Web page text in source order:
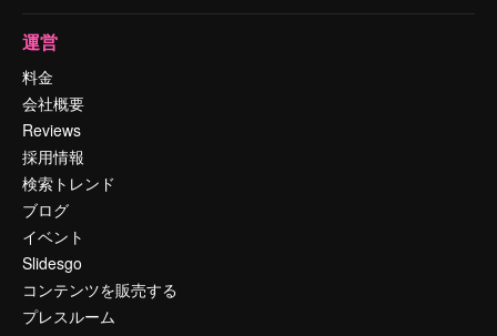
運営
料金
会社概要
Reviews
採用情報
検索トレンド
ブログ
イベント
Slidesgo
コンテンツを販売する
プレスルーム